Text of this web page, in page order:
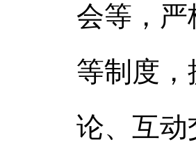
会等，
等制度
论、互动